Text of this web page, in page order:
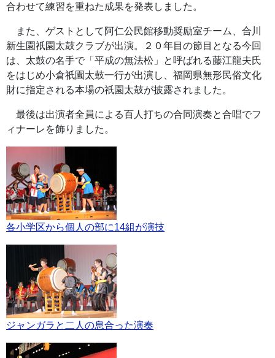
合わせて練習を重ねた成果を発表しました。
また、ゲストとして阿仁公民館移動奨励室チーム、合川
新生園祇園太鼓クラブが出演。２０年目の節目となる今回
は、太鼓の名手で「平成の無法松」と呼ばれる藤江龍夫氏
をはじめ小倉祇園太鼓一行が出演し、福岡県無形民俗文化
財に指定される本場の祇園太鼓が披露されました。
最後は出演者全員による百人打ちの合同演奏と合唱でフ
ィナーレを飾りました。
各小学区から個人の部に14組が演技
ジャンガラと二人の息合った演奏